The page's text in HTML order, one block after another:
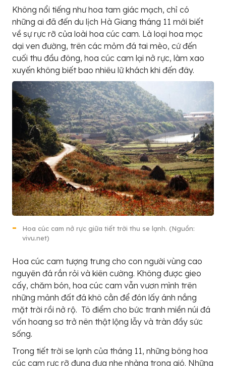
Không nổi tiếng như hoa tam giác mạch, chỉ có
những ai đã đến du lịch Hà Giang tháng 11 mới biết
về sự rực rỡ của loài hoa cúc cam. Là loại hoa mọc
dại ven đường, trên các mỏm đá tai mèo, cứ đến
cuối thu đầu đông, hoa cúc cam lại nở rực, làm xao
xuyến không biết bao nhiêu lữ khách khi đến đây.
Hoa cúc cam nở rực giữa tiết trời thu se lạnh. (Nguồn:
vivu.net)
Hoa cúc cam tượng trưng cho con người vùng cao
nguyên đá rắn rỏi và kiên cường. Không được gieo
cấy, chăm bón, hoa cúc cam vẫn vươn mình trên
những mảnh đất đá khô cằn để đón lấy ánh nắng
mặt trời rồi nở rộ. Tô điểm cho bức tranh miền núi đá
vốn hoang sơ trở nên thật lộng lẫy và tràn đầy sức
sống.
Trong tiết trời se lạnh của tháng 11, những bông hoa
cúc cam rực rỡ đung đưa nhẹ nhàng trong gió. Những